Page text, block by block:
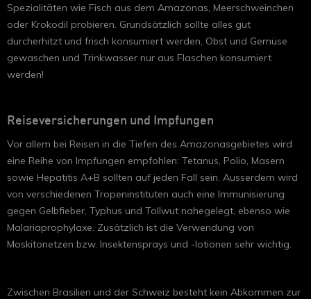
Spezialitäten wie Fisch aus dem Amazonas, Meerschweinchen
oder Krokodil probieren. Grundsätzlich sollte alles gut
durcherhitzt und frisch konsumiert werden, Obst und Gemüse
gewaschen und Trinkwasser nur aus Flaschen konsumiert
werden!
Reiseversicherungen und Impfungen
Vor allem bei Reisen in die Tiefen des Amazonasgebietes wird
eine Reihe von Impfungen empfohlen: Tetanus, Polio, Masern
sowie Hepatitis A+B sollten auf jeden Fall sein. Ausserdem wird
von verschiedenen Tropeninstituten auch eine Immunisierung
gegen Gelbfieber, Typhus und Tollwut nahegelegt, ebenso wie
Malariaprophylaxe. Zusätzlich ist die Verwendung von
Moskitonetzen bzw. Insektensprays und -lotionen sehr wichtig.
Zwischen Brasilien und der Schweiz besteht kein Abkommen zur